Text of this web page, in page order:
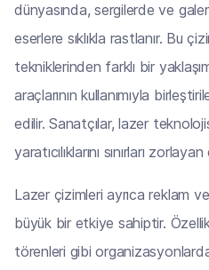
dünyasında, sergilerde ve
eserlere sıklıkla rastlanır. Bu
tekniklerinden farklı bir
araçlarının kullanımıyla
edilir. Sanatçılar, lazer
yaratıcılıklarını sınırları
Lazer çizimleri ayrıca reklam
büyük bir etkiye sahiptir.
törenleri gibi